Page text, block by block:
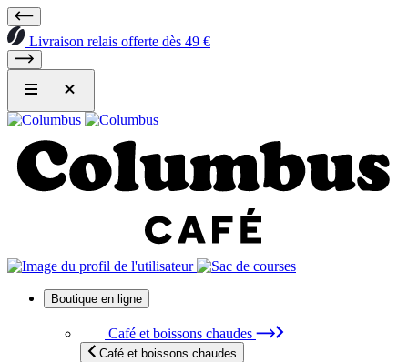
Livraison relais offerte dès 49 €
Boutique en ligne
Café et boissons chaudes
Café et boissons chaudes